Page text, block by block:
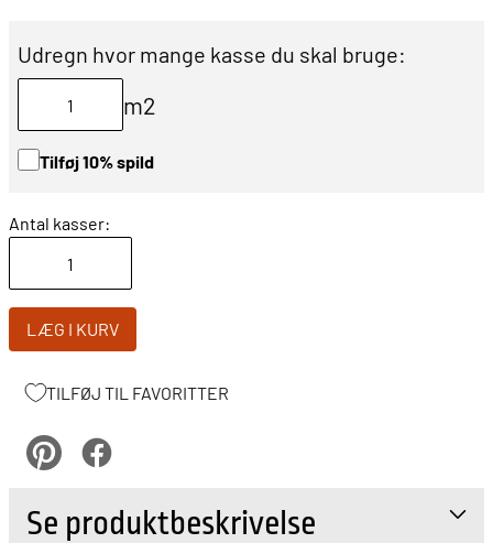
Udregn hvor mange kasse du skal bruge:
m2
Tilføj 10% spild
Antal kasser:
LÆG I KURV
TILFØJ TIL FAVORITTER
pinterestFacebook
Se produktbeskrivelse